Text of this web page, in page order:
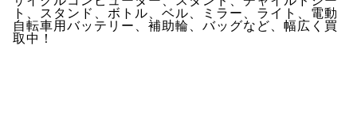
ト、スタンド、ボトル、ベル、ミラー、ライト、電動
自転車用バッテリー、補助輪、バッグなど、幅広く買
取中！